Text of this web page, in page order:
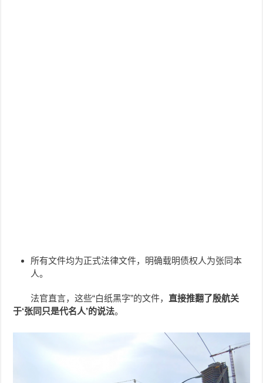
所有文件均为正式法律文件，明确载明债权人为张同本
人。
法官直言，这些“白纸黑字”的文件， 直接推翻了殷航关
于‘张同只是代名人’的说法。